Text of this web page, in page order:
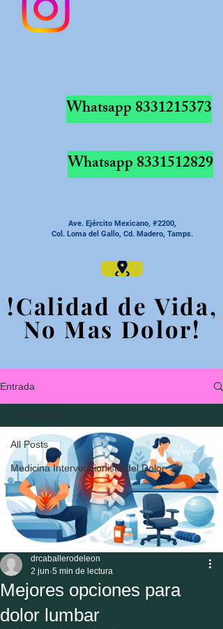
Whatsapp8331215373
Whatsapp8331512829
Ave. Ejército Mexicano, #2200,
Col. Loma del Gallo, Cd. Madero, Tamps.
!Calidad de Vida,
No Mas Dolor!
!Calidad de Vida,
No Mas Dolor!
Entrada
All Posts
Medicina Intervencionista del Dolor
All Posts
Mejores opciones para
dolor lumbar
drcaballerodeleon
2 jun 5 min de lectura